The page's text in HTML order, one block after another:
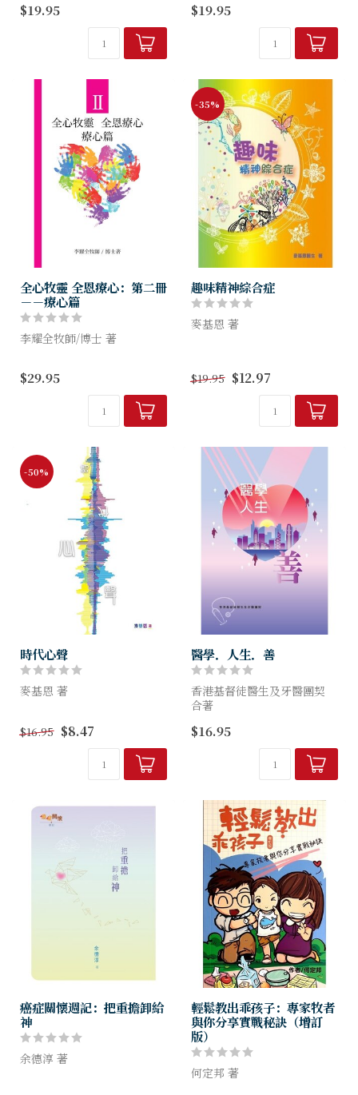
為四大部分，包括「戰爭的源
起及破壞」、「戰爭的創傷及
病症」、「戰爭的罪行及審
判」及「戰後的重建及實
$19.95
止在戰場上的士兵將領，兩國
（甚至多國）的社會及人民都
會受到不同程度的重大影響。
除了造成人命傷亡、財物經濟
$19.95
全心牧靈 全恩療心：第二冊
－－療心篇
李耀全牧師/博士 著
從精神醫學的角度處理林林總
總的心理病態與精神疾病，包
括人人必經「生、老、病、
死」之苦，以及各樣的特殊的
$29.95
-35%
趣味精神綜合症
麥基恩 著
「身、心、靈」是互為影響
的。故此，他引用了與心靈有
關的聖經經文，盼望給讀者一
些提醒和鼓勵；他也...
$19.95 $12.97
-50%
時代心聲
麥基恩 著
精神科醫生，也是教會的長
老，長年熱心參與事奉。眼見
時下社會瞬息萬變，社會發生
的事情與人性的反應及表現，
$16.95 $8.47
醫學．人生．善
香港基督徒醫生及牙醫團契
合著
這是「醫學人生」系列的第五
冊。最初出版原意是把每日病
人問醫生的實際問題及簡單答
錄，作為醫學常識分享。慢慢
$16.95
癌症關懷週記：把重擔卸給
神
余德淳 著
輕鬆教出乖孩子：專家牧者
與你分享實戰秘訣（增訂
版）
何定邦 著